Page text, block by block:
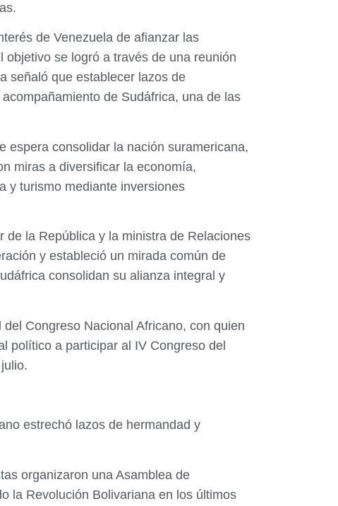
de Venezuela de afianzar las
se logró a través de una reunión
señaló que establecer lazos de
de Sudáfrica, una de las
espera consolidar la nación suramericana,
miras a diversificar la economía,
y turismo mediante inversiones
la República y la ministra de Relaciones
y estableció un mirada común de
consolidan su alianza integral y
Congreso Nacional Africano, con quien
político a participar al IV Congreso del
estrechó lazos de hermandad y
organizaron una Asamblea de
la Revolución Bolivariana en los últimos